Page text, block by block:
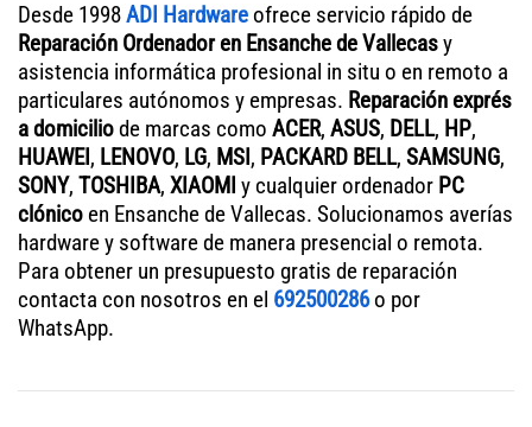
Desde 1998ADI Hardwareofrece servicio rápido de
Reparación Ordenador en Ensanche de Vallecasy
asistencia informática profesional in situ o en remoto a
particulares autónomos y empresas. Reparación exprés
a domiciliode marcas como ACER, ASUS, DELL, HP,
HUAWEI, LENOVO, LG, MSI, PACKARD BELL, SAMSUNG,
SONY, TOSHIBA, XIAOMI y cualquier ordenador PC
clónico en Ensanche de Vallecas. Solucionamos averías
hardware y software de manera presencial o remota.
Para obtener un presupuesto gratis de reparación
contacta con nosotros en el 692500286o por
WhatsApp.